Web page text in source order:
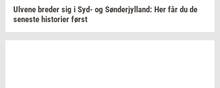
Ul­ve­ne bre­der sig i Syd- og Søn­derjyl­land: Her får du de
se­ne­ste hi­sto­ri­er først